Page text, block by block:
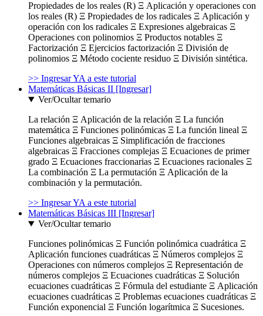
Propiedades de los reales (R) Ξ Aplicación y operaciones con
los reales (R) Ξ Propiedades de los radicales Ξ Aplicación y
operación con los radicales Ξ Expresiones algebraicas Ξ
Operaciones con polinomios Ξ Productos notables Ξ
Factorización Ξ Ejercicios factorización Ξ División de
polinomios Ξ Método cociente residuo Ξ División sintética.
>> Ingresar YA a este tutorial
Matemáticas Básicas II [Ingresar]
Ver/Ocultar temario
La relación Ξ Aplicación de la relación Ξ La función
matemática Ξ Funciones polinómicas Ξ La función lineal Ξ
Funciones algebraicas Ξ Simplificación de fracciones
algebraicas Ξ Fracciones complejas Ξ Ecuaciones de primer
grado Ξ Ecuaciones fraccionarias Ξ Ecuaciones racionales Ξ
La combinación Ξ La permutación Ξ Aplicación de la
combinación y la permutación.
>> Ingresar YA a este tutorial
Matemáticas Básicas III [Ingresar]
Ver/Ocultar temario
Funciones polinómicas Ξ Función polinómica cuadrática Ξ
Aplicación funciones cuadráticas Ξ Números complejos Ξ
Operaciones con números complejos Ξ Representación de
números complejos Ξ Ecuaciones cuadráticas Ξ Solución
ecuaciones cuadráticas Ξ Fórmula del estudiante Ξ Aplicación
ecuaciones cuadráticas Ξ Problemas ecuaciones cuadráticas Ξ
Función exponencial Ξ Función logarítmica Ξ Sucesiones.